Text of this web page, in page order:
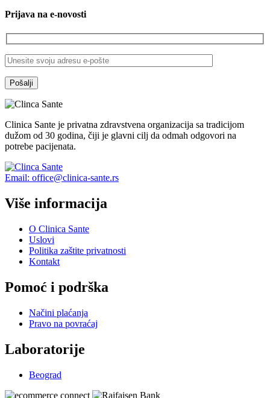
Prijava na e-novosti
Clinica Sante je privatna zdravstvena organizacija sa tradicijom
dužom od 30 godina, čiji je glavni cilj da odmah odgovori na
potrebe pacijenata.
Email: office@clinica-sante.rs
Više informacija
O Clinica Sante
Uslovi
Politika zaštite privatnosti
Kontakt
Pomoć i podrška
Načini plaćanja
Pravo na povraćaj
Laboratorije
Beograd